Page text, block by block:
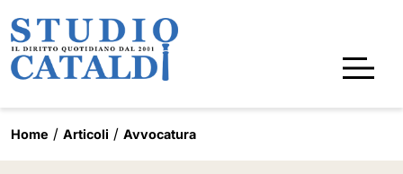
Home Articoli Avvocatura